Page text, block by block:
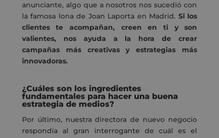
anunciante, algo que a nosotros nos sucedió con
la famosa lona de Joan Laporta en Madrid. Si los
clientes te acompañan, creen en ti y son
valientes, nos ayuda a la hora de crear
campañas más creativas y estrategias más
innovadoras.
¿Cuáles son los ingredientes
fundamentales para hacer una buena
estrategia de medios?
Por último, nuestra directora de nuevo negocio
respondía al gran interrogante de cuál es el